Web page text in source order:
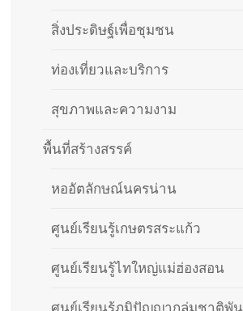
สิ่งประดิษฐ์เพื่อชุมชน
ท่องเที่ยวและบริการ
สุขภาพและความงาม
พื้นที่สร้างสรรค์
หออัตลักษณ์นครน่าน
ศูนย์เรียนรู้เกษตรสระแก้ว
ศูนย์เรียนรู้ไทใหญ่แม่ฮ่องสอน